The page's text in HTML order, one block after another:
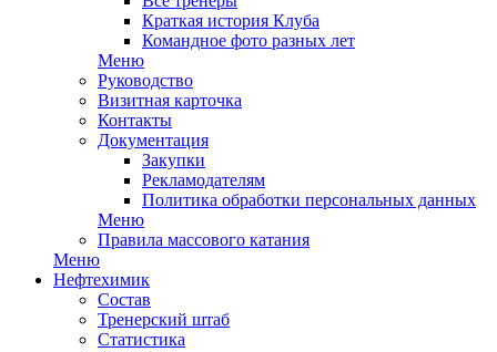
Краткая история Клуба
Командное фото разных лет
Меню
Руководство
Визитная карточка
Контакты
Документация
Закупки
Рекламодателям
Политика обработки персональных данных
Меню
Правила массового катания
Меню
Нефтехимик
Состав
Тренерский штаб
Статистика